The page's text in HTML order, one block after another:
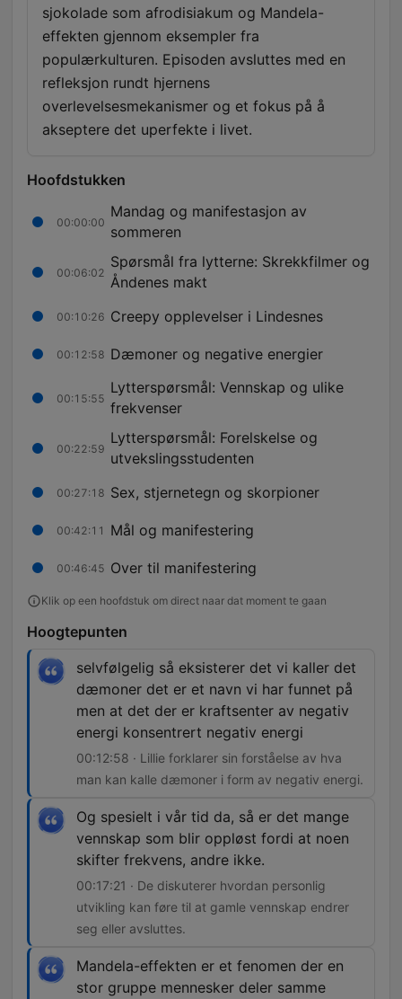
sjokolade som afrodisiakum og Mandela-
effekten gjennom eksempler fra
populærkulturen. Episoden avsluttes med en
refleksjon rundt hjernens
overlevelsesmekanismer og et fokus på å
akseptere det uperfekte i livet.
Hoofdstukken
00:00:00
Mandag og manifestasjon av
sommeren
00:06:02
Spørsmål fra lytterne: Skrekkfilmer og
Åndenes makt
00:10:26 Creepy opplevelser i Lindesnes
00:12:58 Dæmoner og negative energier
00:15:55
Lytterspørsmål: Vennskap og ulike
frekvenser
00:22:59
Lytterspørsmål: Forelskelse og
utvekslingsstudenten
00:27:18 Sex, stjernetegn og skorpioner
00:42:11 Mål og manifestering
00:46:45 Over til manifestering
Klik op een hoofdstuk om direct naar dat moment te gaan
Hoogtepunten
selvfølgelig så eksisterer det vi kaller det
dæmoner det er et navn vi har funnet på
men at det der er kraftsenter av negativ
energi konsentrert negativ energi
00:12:58 · Lillie forklarer sin forståelse av hva
man kan kalle dæmoner i form av negativ energi.
Og spesielt i vår tid da, så er det mange
vennskap som blir oppløst fordi at noen
skifter frekvens, andre ikke.
00:17:21 · De diskuterer hvordan personlig
utvikling kan føre til at gamle vennskap endrer
seg eller avsluttes.
Mandela-effekten er et fenomen der en
stor gruppe mennesker deler samme